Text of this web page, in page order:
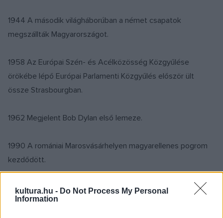
kultura.hu - Do Not Process My Personal
Information
1944 A második világháborúban a német csapatok
megszállták Magyarországot.
1958 Az Európai Szén- és Acélközösség Közgyűlése
örökébe lépő Európai Parlamenti Közgyűlés először ült
össze Strasbourgban.
1962 Megjelent Bob Dylan első lemeze.
1990 A romániai Marosvásárhelyen magyarellenes pogrom
kezdődött.
1995 Párizsban aláírták a magyar-szlovák alapszerződést.